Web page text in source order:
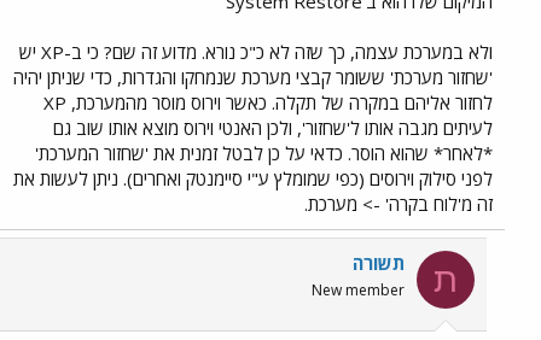
ולא במערכת עצמה, כך שזה לא כ"כ נורא. מדוע זה שם? כי ב-XP יש
'שחזור מערכת' ששומר קבצי מערכת שנמחקו והגדרות, כדי שניתן יהיה
לחזור אליהם במקרה של תקלה. כאשר וירוס מוסר מהמערכת, XP
לעיתים מגבה אותו ל'שחזור', ולכן האנטי וירוס מוצא אותו שוב גם
*לאחר* שהוא הוסר. כדאי על כן לבטל זמנית את 'שחזור המערכת'
לפני סילוק וירוסים (כפי שמומלץ ע"י סיימנטק ואחרים). ניתן לעשות את
זה מ'לוח בקרה' -> מערכת.
ת תשורה
New member